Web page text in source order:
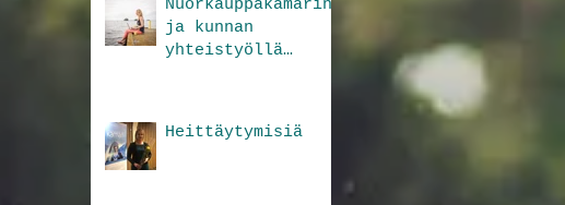
Nuorkauppakamarin
ja kunnan
yhteistyöllä
Heittäytymisiä